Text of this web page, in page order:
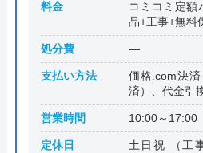
料金
コミコミ定額
品+工事+無料
処分費 ―
支払い方法
価格.com決
済）、代金引
営業時間 10:00～17:00
定休日
土日祝 （工